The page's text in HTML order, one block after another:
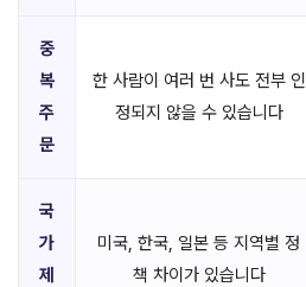
중
복
주
문
한 사람이 여러 번 사도 전부 인
정되지 않을 수 있습니다
국
가
제
미국, 한국, 일본 등 지역별 정
책 차이가 있습니다